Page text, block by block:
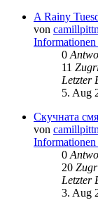
A Rainy
von
0
11
Letzter
5. Aug
Скучната
von
0
20
Letzter
3. Aug